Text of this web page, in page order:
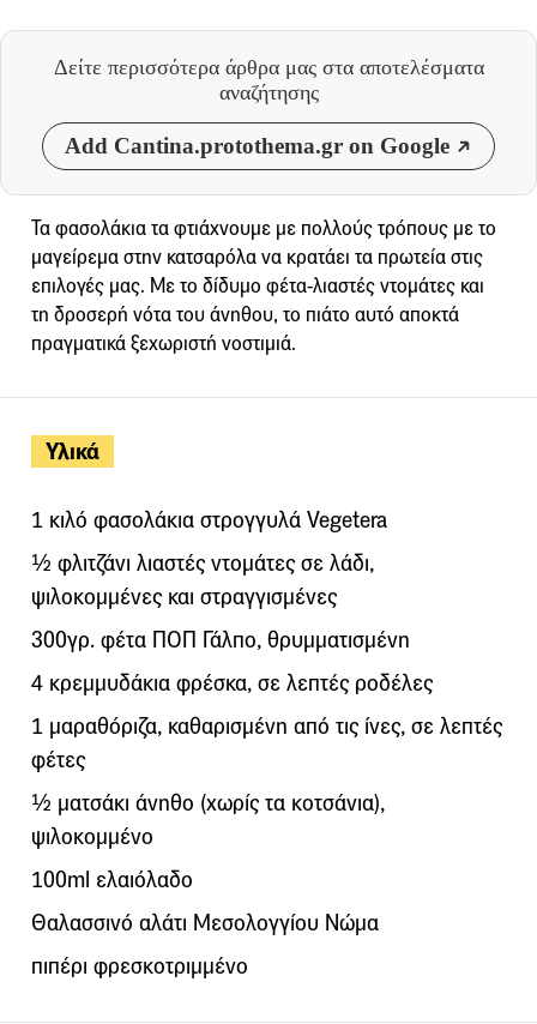
Δείτε περισσότερα άρθρα μας στα αποτελέσματα
αναζήτησης
Add Cantina.protothema.gr on Google
Υλικά
1 κιλό φασολάκια στρογγυλά Vegetera
½ φλιτζάνι λιαστές ντομάτες σε λάδι,
ψιλοκομμένες και στραγγισμένες
300γρ. φέτα ΠΟΠ Γάλπο, θρυμματισμένη
4 κρεμμυδάκια φρέσκα, σε λεπτές ροδέλες
1 μαραθόριζα, καθαρισμένη από τις ίνες, σε λεπτές
φέτες
½ ματσάκι άνηθο (χωρίς τα κοτσάνια),
ψιλοκομμένο
100ml ελαιόλαδο
Θαλασσινό αλάτι Μεσολογγίου Νώμα
πιπέρι φρεσκοτριμμένο
Τα φασολάκια τα φτιάχνουμε με πολλούς τρόπους με το
μαγείρεμα στην κατσαρόλα να κρατάει τα πρωτεία στις
επιλογές μας. Με το δίδυμο φέτα-λιαστές ντομάτες και
τη δροσερή νότα του άνηθου, το πιάτο αυτό αποκτά
πραγματικά ξεχωριστή νοστιμιά.